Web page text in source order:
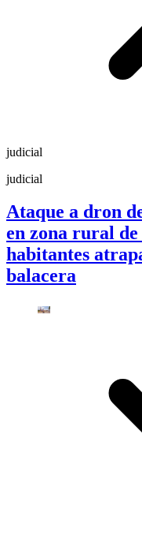
judicial
judicial
Ataque a dron
en zona rural
habitantes
balacera